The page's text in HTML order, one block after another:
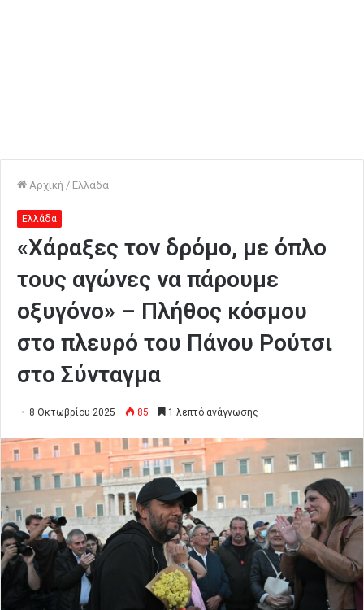
Αρχική / Ελλάδα
Ελλάδα
«Χάραξες τον δρόμο, με όπλο
τους αγώνες να πάρουμε
οξυγόνο» – Πλήθος κόσμου
στο πλευρό του Πάνου Ρούτσι
στο Σύνταγμα
8 Οκτωβρίου 2025 85 1 λεπτό ανάγνωσης